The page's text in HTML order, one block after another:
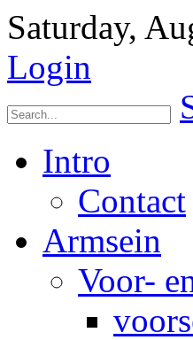
Saturday,
Login
Intro
Contact
Armsein
Voor-